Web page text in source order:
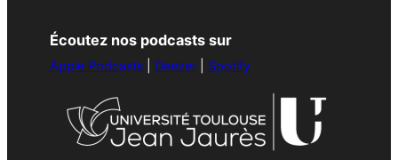
Écoutez nos podcasts sur
Apple Podcasts Deezer Spotify